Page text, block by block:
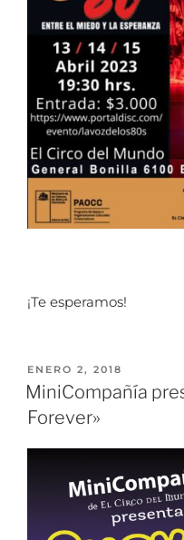
¡Te esperamos!
ENERO 2, 2018
MiniCompañía
Forever»